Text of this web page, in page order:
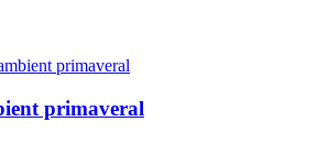
primaveral